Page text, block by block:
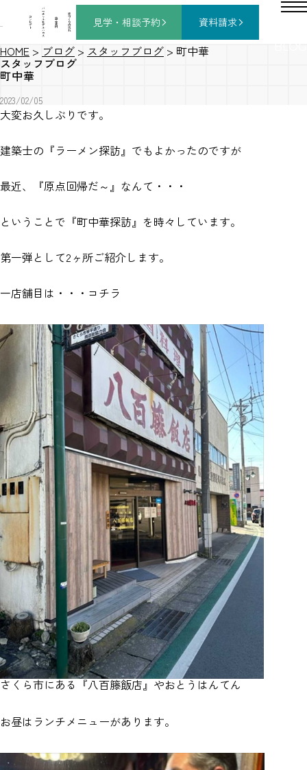
コ
ン
セ
プ
ト
バ
ー
チ
ャ
ル
モ
デ
ル
ハ
ウ
ス
施
工
事
例
家
づ
く
り
の
流
れ
見学・相談予約 資料請求
HOME > ブログ > スタッフブログ > 町中華
スタッフブログ
町中華
2023/02/05
大変お久しぶりです。
建築士の『ラーメン探訪』でもよかったのですが
最近、『原点回帰だ～』なんて・・・
ということで『町中華探訪』を時々しています。
第一弾として2ヶ所ご紹介します。
一店舗目は・・・コチラ
さくら市にある『八百籐飯店』やおとうはんてん
お昼はランチメニューがあります。